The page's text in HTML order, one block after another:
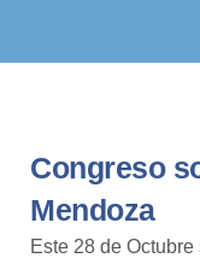
Congreso
Mendoza
Este 28 de